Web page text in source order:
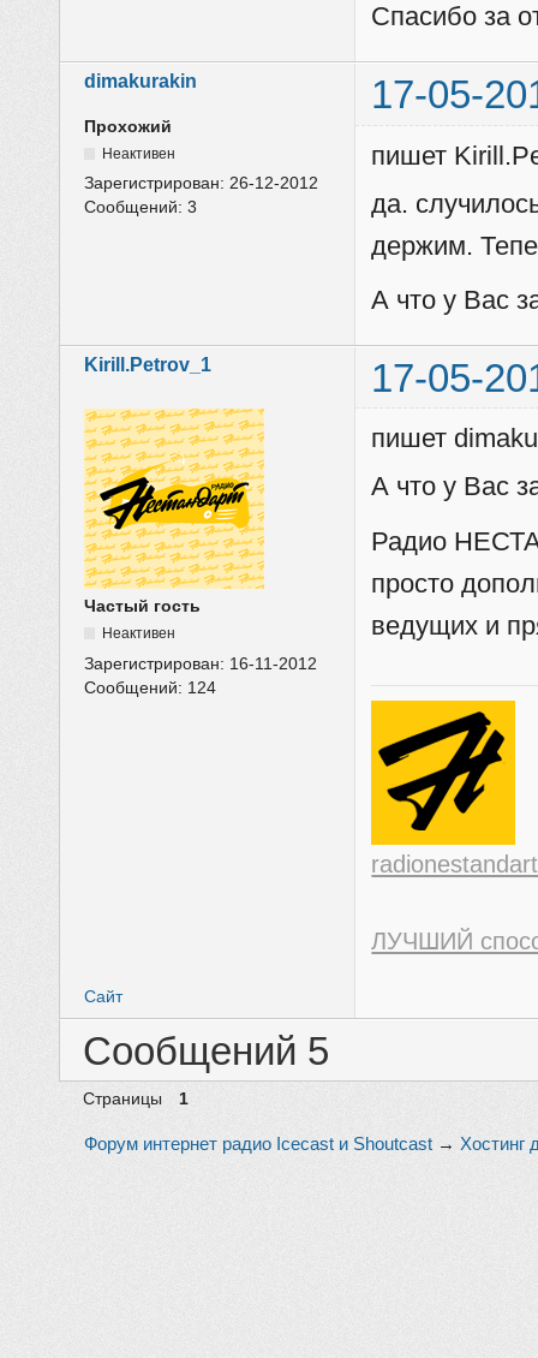
Спасибо за
dimakurakin 17-05-
Прохожий
Неактивен
Зарегистрирован:26-12-2012
Сообщений:3
пишет
да.
держим.
А что у Вас
Kirill.Petrov_1 17-05-
Частый гость
Неактивен
Зарегистрирован: 16-11-2012
Сообщений: 124
пишет
А что у Вас
Радио
просто
ведущих и
ЛУЧШИЙ
Сайт
Сообщений 5
Страницы 1
Форум интернет радио Icecast и Shoutcast → Хостинг